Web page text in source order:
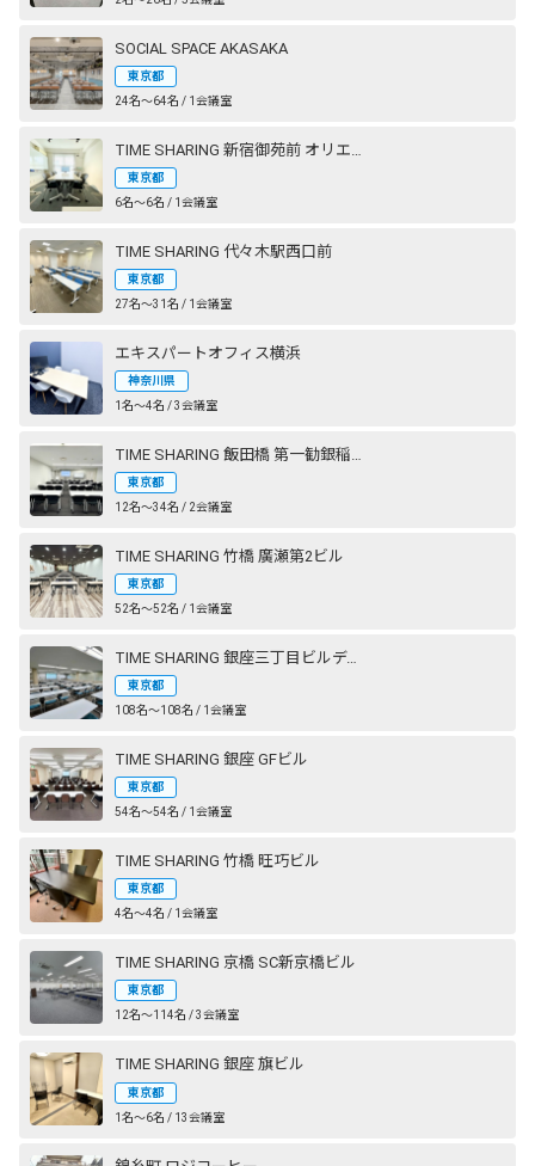
SOCIAL SPACE AKASAKA
東京都
24名〜64名 / 1会議室
東京都
6名〜6名 / 1会議室
TIME SHARING 代々木駅西口前
東京都
27名〜31名 / 1会議室
エキスパートオフィス横浜
神奈川県
1名〜4名 / 3会議室
東京都
12名〜34名 / 2会議室
TIME SHARING 竹橋 廣瀬第2ビル
東京都
52名〜52名 / 1会議室
TIME SHARING 銀座三丁目ビルディング
東京都
108名〜108名 / 1会議室
TIME SHARING 銀座 GFビル
東京都
54名〜54名 / 1会議室
TIME SHARING 竹橋 旺巧ビル
東京都
4名〜4名 / 1会議室
TIME SHARING 京橋 SC新京橋ビル
東京都
12名〜114名 / 3会議室
TIME SHARING 銀座 旗ビル
東京都
1名〜6名 / 13会議室